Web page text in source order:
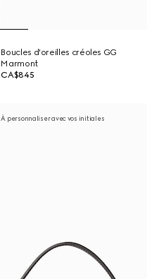
Boucles d'oreilles créoles GG
Marmont
CA$845
À personnaliser avec vos initiales